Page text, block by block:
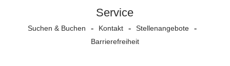
Service
Suchen & Buchen Kontakt
Stellenangebote
Barrierefreiheit